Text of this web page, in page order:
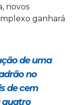
novos
ganhará
de uma
no
de cem
quatro